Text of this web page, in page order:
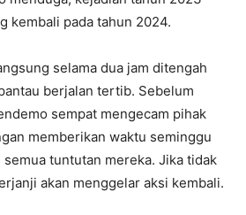
kembali pada tahun 2024.
selama dua jam ditengah
berjalan tertib. Sebelum
sempat mengecam pihak
memberikan waktu seminggu
tuntutan mereka. Jika tidak
akan menggelar aksi kembali.